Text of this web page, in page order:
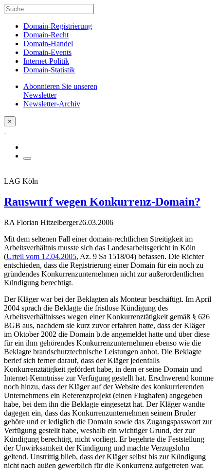
Domain-Registrierung
Domain-Recht
Domain-Handel
Domain-Events
Internet-Politik
Domain-Statistik
Abonnieren Sie unseren
Newsletter
Newsletter-Archiv
×
LAG Köln
Rauswurf wegen Konkurrenz-Domain?
RA Florian Hitzelberger26.03.2006
Mit dem seltenen Fall einer domain-rechtlichen Streitigkeit im
Arbeitsverhältnis musste sich das Landesarbeitsgericht in Köln
(Urteil vom 12.04.2005, Az. 9 Sa 1518/04) befassen. Die Richter
entschieden, dass die Registrierung einer Domain für ein noch zu
gründendes Konkurrenzunternehmen nicht zur außerordentlichen
Kündigung berechtigt.
Der Kläger war bei der Beklagten als Monteur beschäftigt. Im April
2004 sprach die Beklagte die fristlose Kündigung des
Arbeitsverhältnisses wegen einer Konkurrenztätigkeit gemäß § 626
BGB aus, nachdem sie kurz zuvor erfahren hatte, dass der Kläger
im Oktober 2002 die Domain b.de angemeldet hatte und über diese
für ein ihm gehörendes Konkurrenzunternehmen ebenso wie die
Beklagte brandschutztechnische Leistungen anbot. Die Beklagte
berief sich ferner darauf, dass der Kläger jedenfalls
Konkurrenztätigkeit gefördert habe, in dem er seine Domain und
Internet-Kenntnisse zur Verfügung gestellt hat. Erschwerend komme
noch hinzu, dass der Kläger auf der Website des konkurrierenden
Unternehmens ein Referenzprojekt (einen Flughafen) angegeben
habe, bei dem ihn die Beklagte eingesetzt hat. Der Kläger wandte
dagegen ein, dass das Konkurrenzunternehmen seinem Bruder
gehöre und er lediglich die Domain sowie das Zugangspasswort zur
Verfügung gestellt habe, weshalb ein wichtiger Grund, der zur
Kündigung berechtigt, nicht vorliegt. Er begehrte die Feststellung
der Unwirksamkeit der Kündigung und machte Verzugslohn
geltend. Unstrittig blieb, dass der Kläger selbst bis zur Kündigung
nicht nach außen gewerblich für die Konkurrenz aufgetreten war.